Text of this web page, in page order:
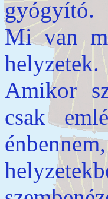
gyógyító.
Mi van
Amikor
csak